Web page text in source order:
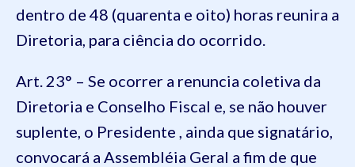
dentro de 48 (quarenta e oito) horas reunira a
Diretoria, para ciência do ocorrido.
Art. 23° – Se ocorrer a renuncia coletiva da
Diretoria e Conselho Fiscal e, se não houver
suplente, o Presidente , ainda que signatário,
convocará a Assembléia Geral a fim de que